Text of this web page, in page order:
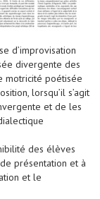
d’improvisation
divergente des
motricité poétisée
lorsqu’il s’agit
et de les
des élèves
présentation et à
et le